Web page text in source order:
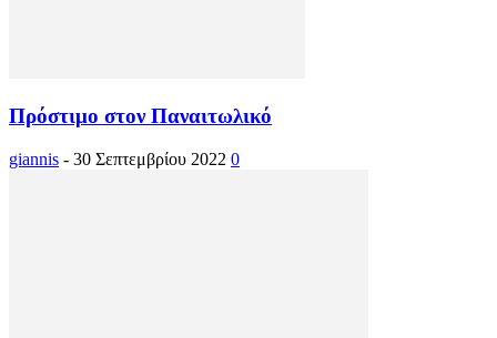
Πρόστιμο στον Παναιτωλικό
giannis - 30 Σεπτεμβρίου 2022 0